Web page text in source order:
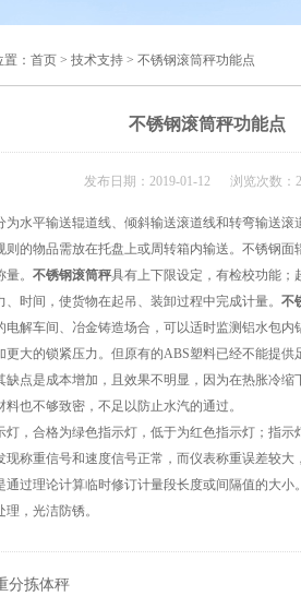
： 首页 > 技术支持 > 不锈钢滚筒秤功能点
不锈钢滚筒秤功能点
发布日期：2019-01-12 浏览次数：
为水平输送辊道线、倾斜输送滚道线和转弯输送
则的物品需放在托盘上或周转箱内输送。不锈钢
。 不锈钢滚筒秤具有上下限设定，有检校功能；
时间，使货物在起吊、装卸过程中完成计量。 不
电解车间、冶金铸造场合，可以适时监测铝水包
更大的锁紧压力。但原有的ABS塑料已经不能提供
缺点是成本增加，且效果不明显，因为在热胀冷
也不够致密，不足以防止水汽的通过。
灯，合格为绿色指示灯，低于为红色指示灯；指
现称重信号和速度信号正常，而仪表称重误差较
通过理论计算临时修订计量段长度或间隔值的大
，光洁防锈。
分拣体秤